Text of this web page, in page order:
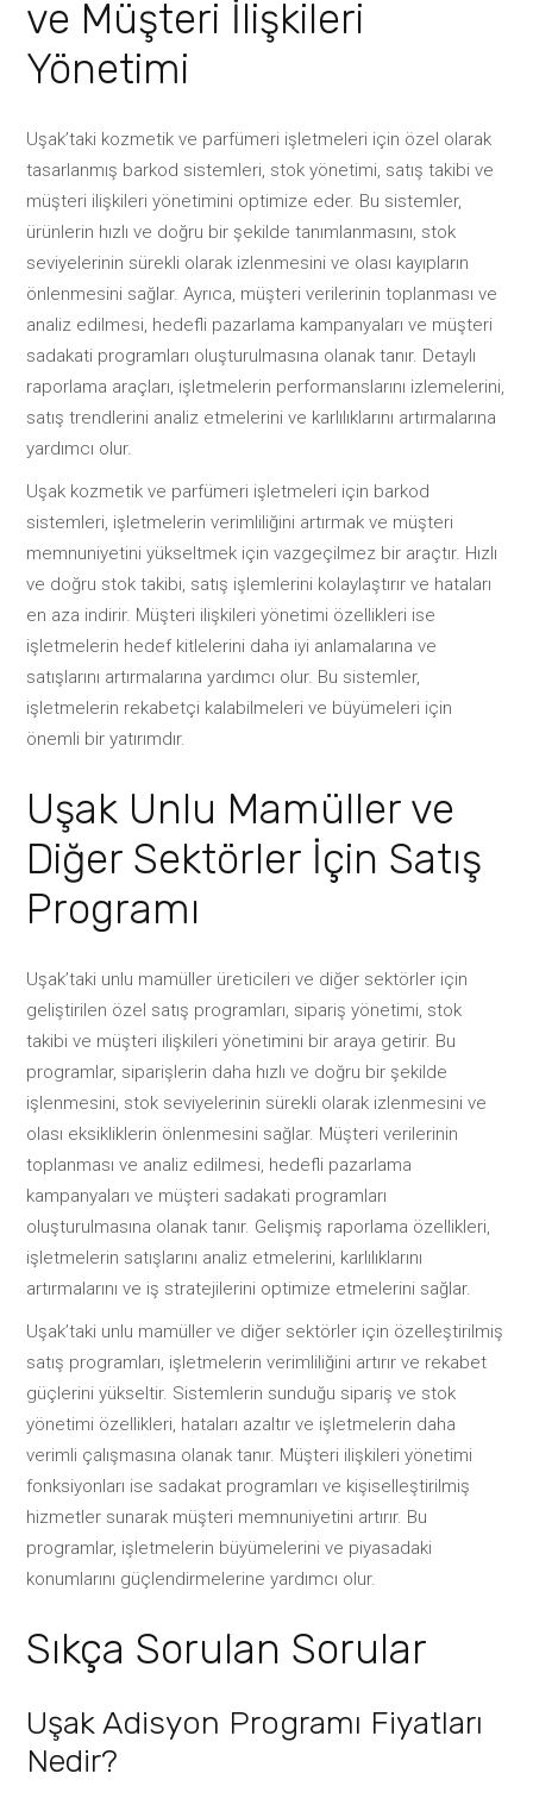
ve Müşteri İlişkileri
Yönetimi
Uşak’taki kozmetik ve parfümeri işletmeleri için özel olarak
tasarlanmış barkod sistemleri, stok yönetimi, satış takibi ve
müşteri ilişkileri yönetimini optimize eder. Bu sistemler,
ürünlerin hızlı ve doğru bir şekilde tanımlanmasını, stok
seviyelerinin sürekli olarak izlenmesini ve olası kayıpların
önlenmesini sağlar. Ayrıca, müşteri verilerinin toplanması ve
analiz edilmesi, hedefli pazarlama kampanyaları ve müşteri
sadakati programları oluşturulmasına olanak tanır. Detaylı
raporlama araçları, işletmelerin performanslarını izlemelerini,
satış trendlerini analiz etmelerini ve karlılıklarını artırmalarına
yardımcı olur.
Uşak kozmetik ve parfümeri işletmeleri için barkod
sistemleri, işletmelerin verimliliğini artırmak ve müşteri
memnuniyetini yükseltmek için vazgeçilmez bir araçtır. Hızlı
ve doğru stok takibi, satış işlemlerini kolaylaştırır ve hataları
en aza indirir. Müşteri ilişkileri yönetimi özellikleri ise
işletmelerin hedef kitlelerini daha iyi anlamalarına ve
satışlarını artırmalarına yardımcı olur. Bu sistemler,
işletmelerin rekabetçi kalabilmeleri ve büyümeleri için
önemli bir yatırımdır.
Uşak Unlu Mamüller ve
Diğer Sektörler İçin Satış
Programı
Uşak’taki unlu mamüller üreticileri ve diğer sektörler için
geliştirilen özel satış programları, sipariş yönetimi, stok
takibi ve müşteri ilişkileri yönetimini bir araya getirir. Bu
programlar, siparişlerin daha hızlı ve doğru bir şekilde
işlenmesini, stok seviyelerinin sürekli olarak izlenmesini ve
olası eksikliklerin önlenmesini sağlar. Müşteri verilerinin
toplanması ve analiz edilmesi, hedefli pazarlama
kampanyaları ve müşteri sadakati programları
oluşturulmasına olanak tanır. Gelişmiş raporlama özellikleri,
işletmelerin satışlarını analiz etmelerini, karlılıklarını
artırmalarını ve iş stratejilerini optimize etmelerini sağlar.
Uşak’taki unlu mamüller ve diğer sektörler için özelleştirilmiş
satış programları, işletmelerin verimliliğini artırır ve rekabet
güçlerini yükseltir. Sistemlerin sunduğu sipariş ve stok
yönetimi özellikleri, hataları azaltır ve işletmelerin daha
verimli çalışmasına olanak tanır. Müşteri ilişkileri yönetimi
fonksiyonları ise sadakat programları ve kişiselleştirilmiş
hizmetler sunarak müşteri memnuniyetini artırır. Bu
programlar, işletmelerin büyümelerini ve piyasadaki
konumlarını güçlendirmelerine yardımcı olur.
Sıkça Sorulan Sorular
Uşak Adisyon Programı Fiyatları
Nedir?